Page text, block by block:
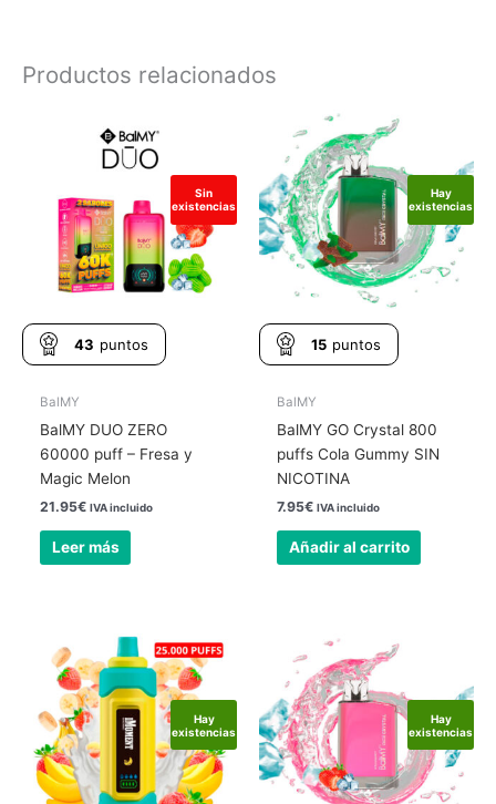
Productos relacionados
Sin
existencias
43 puntos
BalMY
BalMY DUO ZERO
60000 puff – Fresa y
Magic Melon
21.95€ IVA incluido
Leer más
Hay
existencias
15 puntos
BalMY
BalMY GO Crystal 800
puffs Cola Gummy SIN
NICOTINA
7.95€ IVA incluido
Añadir al carrito
Hay
existencias
Hay
existencias